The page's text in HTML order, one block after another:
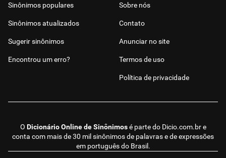
O Dicionário Online de Sinônimosé parte do Dicio.com.bre
conta com mais de 30 mil sinônimos de palavras e de expressões
em português do Brasil.
Sinônimos populares
Sinônimos atualizados
Sugerir sinônimos
Encontrou um erro?
Sobre nós
Contato
Anunciar no site
Termos de uso
Política de privacidade